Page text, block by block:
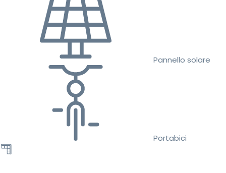
Pannello solare
Portabici